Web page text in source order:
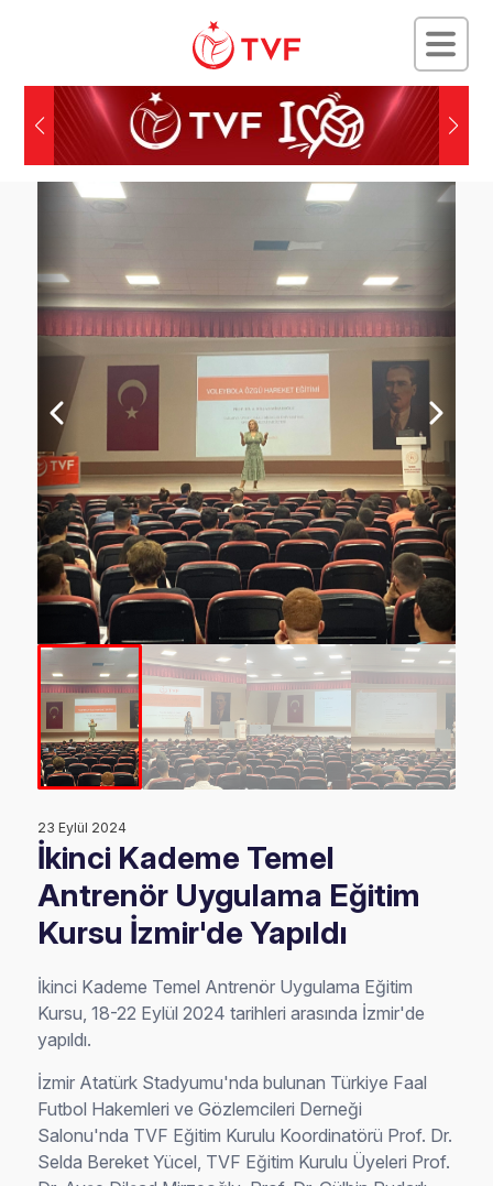
23 Eylül 2024
İkinci Kademe Temel
Antrenör Uygulama Eğitim
Kursu İzmir'de Yapıldı
İkinci Kademe Temel Antrenör Uygulama Eğitim
Kursu, 18-22 Eylül 2024 tarihleri arasında İzmir'de
yapıldı.
İzmir Atatürk Stadyumu'nda bulunan Türkiye Faal
Futbol Hakemleri ve Gözlemcileri Derneği
Salonu'nda TVF Eğitim Kurulu Koordinatörü Prof. Dr.
Selda Bereket Yücel, TVF Eğitim Kurulu Üyeleri Prof.